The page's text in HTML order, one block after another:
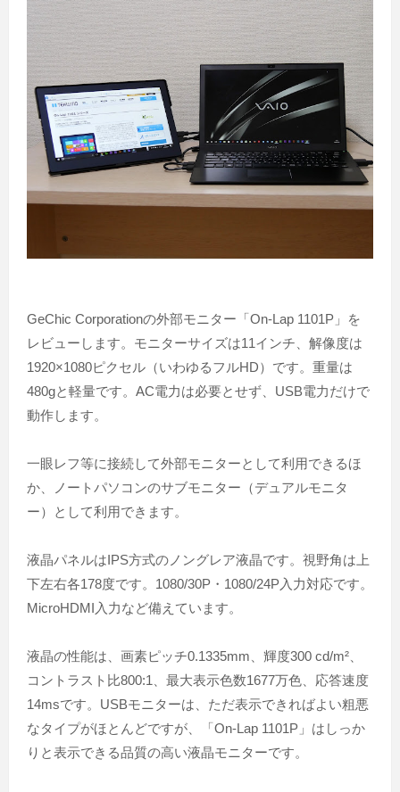
GeChic Corporationの外部モニター「On-Lap 1101P」を
レビューします。モニターサイズは11インチ、解像度は
1920×1080ピクセル（いわゆるフルHD）です。重量は
480gと軽量です。AC電力は必要とせず、USB電力だけで
動作します。
一眼レフ等に接続して外部モニターとして利用できるほ
か、ノートパソコンのサブモニター（デュアルモニタ
ー）として利用できます。
液晶パネルはIPS方式のノングレア液晶です。視野角は上
下左右各178度です。1080/30P・1080/24P入力対応です。
MicroHDMI入力など備えています。
液晶の性能は、画素ピッチ0.1335mm、輝度300 cd/m²、
コントラスト比800:1、最大表示色数1677万色、応答速度
14msです。USBモニターは、ただ表示できればよい粗悪
なタイプがほとんどですが、「On-Lap 1101P」はしっか
りと表示できる品質の高い液晶モニターです。